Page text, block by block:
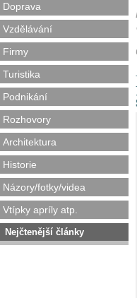
Doprava
Vzdělávání
Firmy
Turistika
Podnikání
Rozhovory
Architektura
Historie
Názory/fotky/videa
Vtípky apríly atp.
Nejčtenější články